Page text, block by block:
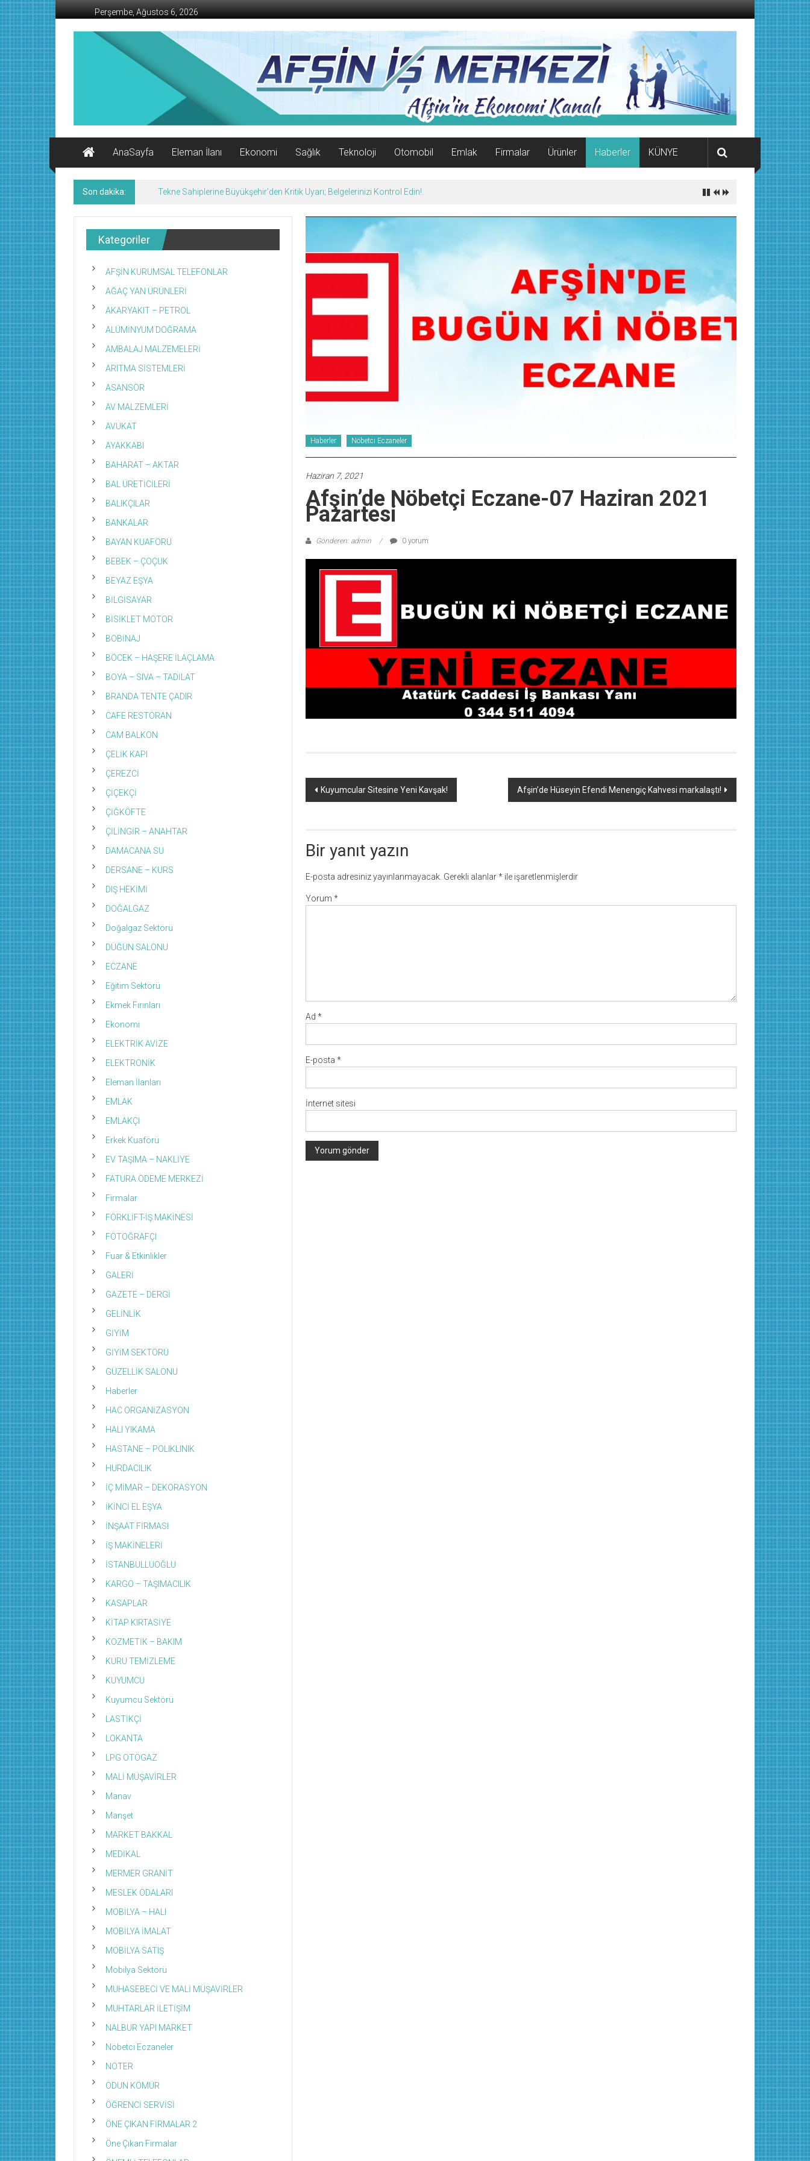
İçeriğe
geç
Perşembe, Ağustos 6, 2026
AFŞİN
Ekonomi
Kanalı
AnaSayfa
Eleman İlanı Ekonomi Sağlık Teknoloji Otomobil Emlak Firmalar Ürünler Haberler KÜNYE
Son dakika: Tekne Sahiplerine Büyükşehir’den Kritik Uyarı; Belgelerinizi Kontrol Edin!.
Haberler Nöbetci Eczaneler
Haziran 7, 2021
Afşin’de Nöbetçi Eczane-07 Haziran 2021
Pazartesi
Gönderen: admin 0 yorum
Yazı
Kuyumcular Sitesine Yeni Kavşak! Afşin’de Hüseyin Efendi Menengiç Kahvesi markalaştı!
Bir yanıt yazın
E-posta adresiniz yayınlanmayacak. Gerekli alanlar* ile işaretlenmişlerdir
Yorum *
Ad *
E-posta *
İnternet sitesi
Kategoriler
AFŞİN KURUMSAL TELEFONLAR
AĞAÇ YAN ÜRÜNLERİ
AKARYAKIT – PETROL
ALÜMİNYUM DOĞRAMA
AMBALAJ MALZEMELERİ
ARITMA SİSTEMLERİ
ASANSÖR
AV MALZEMLERİ
AVUKAT
AYAKKABI
BAHARAT – AKTAR
BAL ÜRETİCİLERİ
BALIKÇILAR
BANKALAR
BAYAN KUAFÖRÜ
BEBEK – ÇOÇUK
BEYAZ EŞYA
BİLGİSAYAR
BİSİKLET MOTOR
BOBİNAJ
BÖCEK – HAŞERE İLAÇLAMA
BOYA – SIVA – TADİLAT
BRANDA TENTE ÇADIR
CAFE RESTORAN
CAM BALKON
ÇELİK KAPI
ÇEREZCİ
ÇİÇEKÇİ
ÇİĞKÖFTE
ÇİLİNGİR – ANAHTAR
DAMACANA SU
DERSANE – KURS
DIŞ HEKİMİ
DOĞALGAZ
Doğalgaz Sektörü
DÜĞÜN SALONU
ECZANE
Eğitim Sektörü
Ekmek Fırınları
Ekonomi
ELEKTRİK AVİZE
ELEKTRONİK
Eleman İlanları
EMLAK
EMLAKÇI
Erkek Kuaförü
EV TAŞIMA – NAKLİYE
FATURA ÖDEME MERKEZİ
Firmalar
FORKLİFT-İŞ MAKİNESİ
FOTOĞRAFÇI
Fuar & Etkinlikler
GALERİ
GAZETE – DERGİ
GELİNLİK
GİYİM
GİYİM SEKTÖRÜ
GÜZELLİK SALONU
Haberler
HAC ORGANİZASYON
HALI YIKAMA
HASTANE – POLIKLINIK
HURDACILIK
İÇ MİMAR – DEKORASYON
İKİNCİ EL EŞYA
İNŞAAT FİRMASI
İŞ MAKİNELERİ
İSTANBULLUOĞLU
KARGO – TAŞIMACILIK
KASAPLAR
KİTAP KIRTASİYE
KOZMETİK – BAKIM
KURU TEMİZLEME
KUYUMCU
Kuyumcu Sektörü
LASTİKÇİ
LOKANTA
LPG OTOGAZ
MALİ MÜŞAVİRLER
Manav
Manşet
MARKET BAKKAL
MEDİKAL
MERMER GRANİT
MESLEK ODALARI
MOBİLYA – HALI
MOBİLYA İMALAT
MOBİLYA SATIŞ
Mobilya Sektörü
MUHASEBECİ VE MALİ MÜŞAVİRLER
MUHTARLAR İLETİŞİM
NALBUR YAPI MARKET
Nöbetci Eczaneler
NOTER
ODUN KÖMÜR
ÖĞRENCİ SERVİSİ
ÖNE ÇIKAN FİRMALAR 2
Öne Çıkan Firmalar